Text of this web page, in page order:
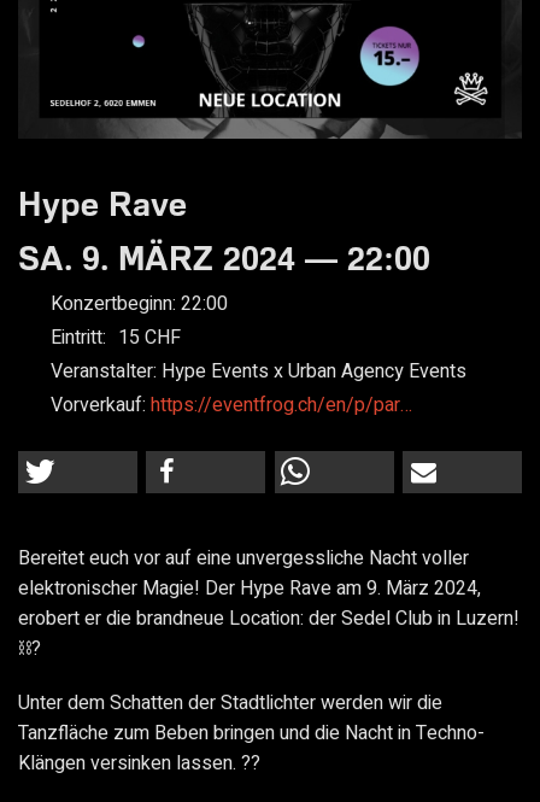
Hype Rave
SA. 9. MÄRZ 2024 — 22:00
Konzertbeginn: 22:00
Eintritt: 15
Veranstalter: Hype Events x Urban Agency Events
Vorverkauf: https://eventfrog.ch/en/p/par…
Bereitet euch vor auf eine unvergessliche Nacht voller
elektronischer Magie! Der Hype Rave am 9. März 2024,
erobert er die brandneue Location: der Sedel Club in Luzern!
⛓️?
Unter dem Schatten der Stadtlichter werden wir die
Tanzfläche zum Beben bringen und die Nacht in Techno-
Klängen versinken lassen. ??